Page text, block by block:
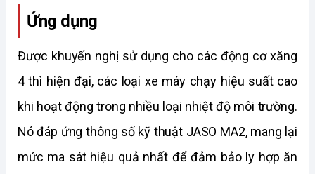
Ứng dụng
Được khuyến nghị sử dụng cho các động cơ xăng
4 thì hiện đại, các loại xe máy chạy hiệu suất cao
khi hoạt động trong nhiều loại nhiệt độ môi trường.
Nó đáp ứng thông số kỹ thuật JASO MA2, mang lại
mức ma sát hiệu quả nhất để đảm bảo ly hợp ăn